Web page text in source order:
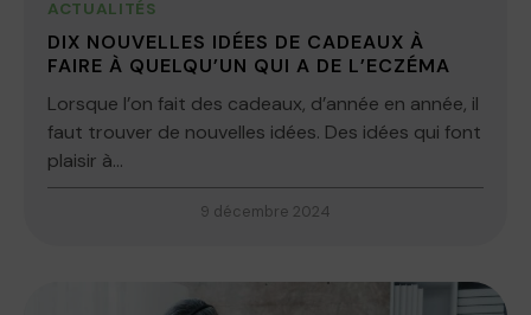
ACTUALITÉS
DIX NOUVELLES IDÉES DE CADEAUX À
FAIRE À QUELQU’UN QUI A DE L’ECZÉMA
Lorsque l’on fait des cadeaux, d’année en année, il
faut trouver de nouvelles idées. Des idées qui font
plaisir à...
9 décembre 2024